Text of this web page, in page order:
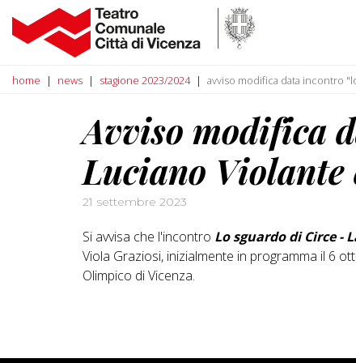
home news stagione 2023/2024 avviso modifica data incontro
Avviso modifica
Luciano
21 settembre 2023
Si avvisa che l'incontro Lo sguardo di Circe -
Viola Graziosi, inizialmente in programma il 6
Olimpico di Vicenza.